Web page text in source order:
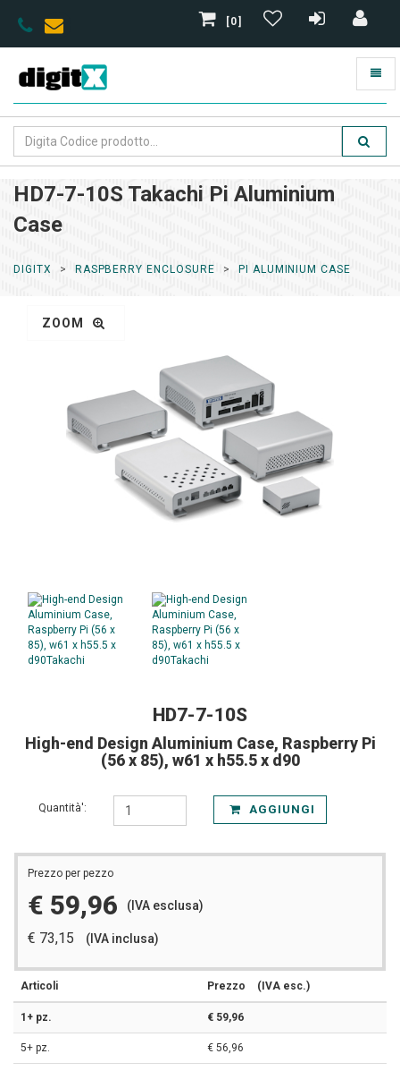
[0]
HD7-7-10S Takachi Pi Aluminium
Case
DIGITX RASPBERRY ENCLOSURE PI ALUMINIUM CASE
ZOOM
HD7-7-10S
High-end Design Aluminium Case, Raspberry Pi
(56 x 85), w61 x h55.5 x d90
Quantità': AGGIUNGI
Prezzo per pezzo
€ 59,96 (IVA esclusa)
€ 73,15 (IVA inclusa)
Articoli Prezzo (IVA esc.)
1+ pz. € 59,96
5+ pz. € 56,96